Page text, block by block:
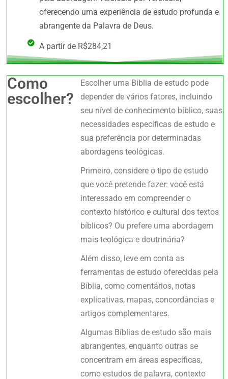
oferecendo uma experiência de estudo profunda e
abrangente da Palavra de Deus.
A partir de R$284,21
Como
escolher?
Escolher uma Bíblia de estudo pode
depender de vários fatores, incluindo
seu nível de conhecimento bíblico, suas
necessidades específicas de estudo e
sua preferência por determinadas
abordagens teológicas.
Primeiro, considere o tipo de estudo
que você pretende fazer: você está
interessado em compreender o
contexto histórico e cultural dos textos
bíblicos? Ou prefere uma abordagem
mais teológica e doutrinária?
Além disso, leve em conta as
ferramentas de estudo oferecidas pela
Bíblia, como comentários, notas
explicativas, mapas, concordâncias e
artigos complementares.
Algumas Bíblias de estudo são mais
abrangentes, enquanto outras se
concentram em áreas específicas,
como estudos de palavra, contexto